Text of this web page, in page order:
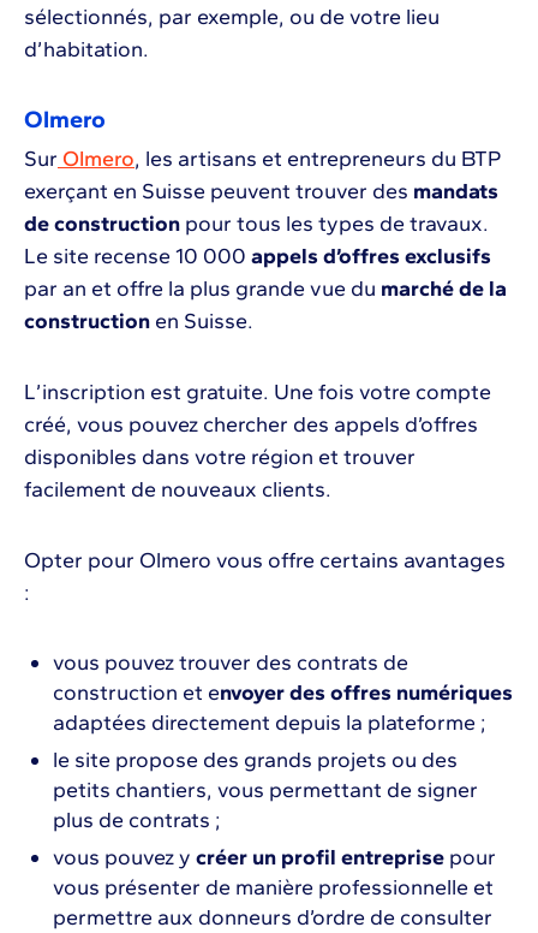
sélectionnés, par exemple, ou de votre lieu
d’habitation.
Olmero
Sur Olmero, les artisans et entrepreneurs du BTP
exerçant en Suisse peuvent trouver des mandats
de construction pour tous les types de travaux.
Le site recense 10 000 appels d’offres exclusifs
par an et offre la plus grande vue du marché de la
construction en Suisse.
L’inscription est gratuite. Une fois votre compte
créé, vous pouvez chercher des appels d’offres
disponibles dans votre région et trouver
facilement de nouveaux clients.
Opter pour Olmero vous offre certains avantages
:
vous pouvez trouver des contrats de
construction et envoyer des offres numériques
adaptées directement depuis la plateforme ;
le site propose des grands projets ou des
petits chantiers, vous permettant de signer
plus de contrats ;
vous pouvez y créer un profil entreprise pour
vous présenter de manière professionnelle et
permettre aux donneurs d’ordre de consulter